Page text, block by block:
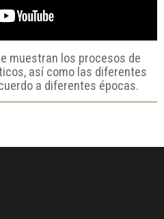
muestran los procesos de
así como las diferentes
a diferentes épocas.